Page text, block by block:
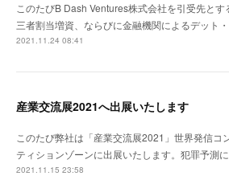
このたびB Dash Ventures株式会社を引受先とす
三者割当増資、ならびに金融機関によるデット
2021.11.24 08:41
産業交流展2021へ出展いたします
このたび弊社は「産業交流展2021」世界発信コ
ティションゾーンに出展いたします。犯罪予測
2021.11.15 23:58